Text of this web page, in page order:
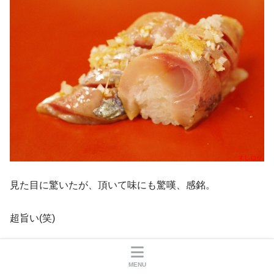
見た目に驚いたが、頂いて味にも驚嘆、感銘。
超旨い(笑)
鯵の旨味と甘みが桁外れに強く、鮪の大トロのように脂が
乗っているが、上品な脂質なので口当たりや喉を過ぎた後
MENU